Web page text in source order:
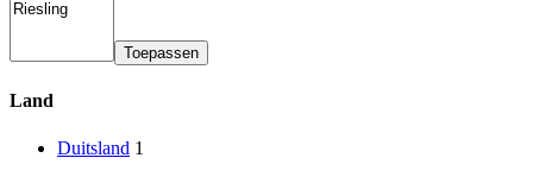
Toepassen
Land
Duitsland 1